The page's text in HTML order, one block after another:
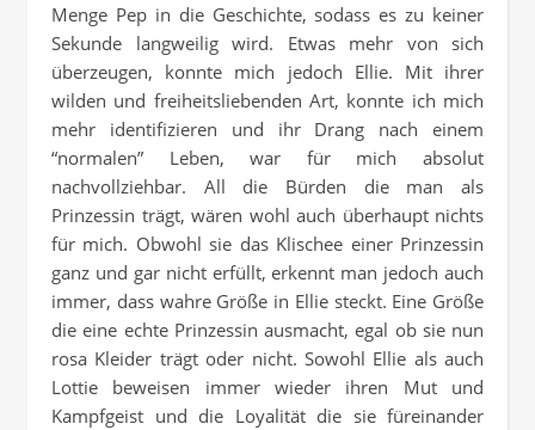
Menge Pep in die Geschichte, sodass es zu keiner
Sekunde langweilig wird. Etwas mehr von sich
überzeugen, konnte mich jedoch Ellie. Mit ihrer
wilden und freiheitsliebenden Art, konnte ich mich
mehr identifizieren und ihr Drang nach einem
“normalen” Leben, war für mich absolut
nachvollziehbar. All die Bürden die man als
Prinzessin trägt, wären wohl auch überhaupt nichts
für mich. Obwohl sie das Klischee einer Prinzessin
ganz und gar nicht erfüllt, erkennt man jedoch auch
immer, dass wahre Größe in Ellie steckt. Eine Größe
die eine echte Prinzessin ausmacht, egal ob sie nun
rosa Kleider trägt oder nicht. Sowohl Ellie als auch
Lottie beweisen immer wieder ihren Mut und
Kampfgeist und die Loyalität die sie füreinander